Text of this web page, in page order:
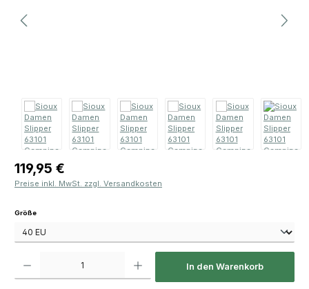
Regulärer Preis:
119,95 €
Preise inkl. MwSt. zzgl. Versandkosten
Größeauswählen
In den Warenkorb